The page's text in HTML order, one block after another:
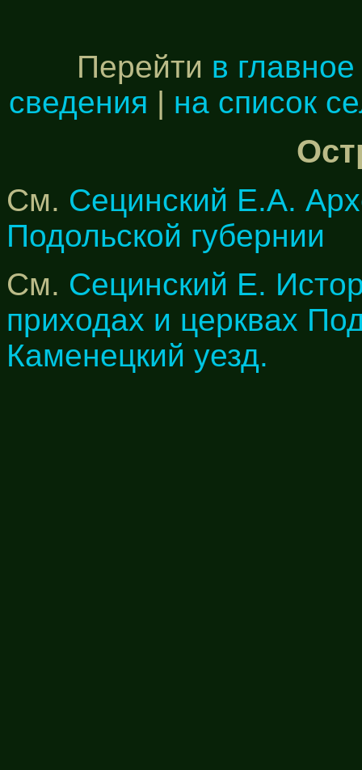
Перейти в
сведения | на список
См. Сецинский Е.А.
Подольской губернии
См. Сецинский Е.
приходах и церквах
Каменецкий уезд.